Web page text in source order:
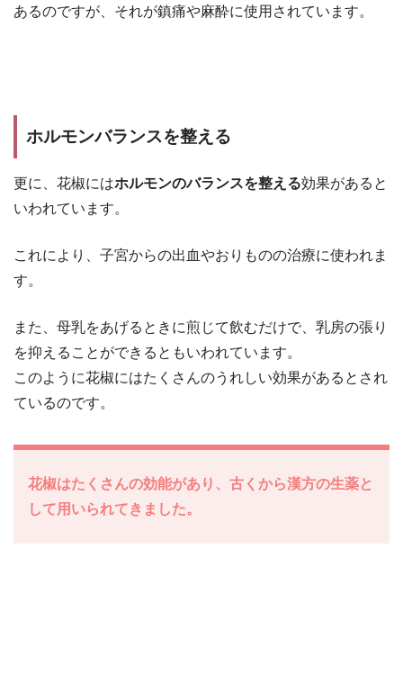
あるのですが、それが鎮痛や麻酔に使用されています。
ホルモンバランスを整える
更に、花椒にはホルモンのバランスを整える効果があると
いわれています。
これにより、子宮からの出血やおりものの治療に使われま
す。
また、母乳をあげるときに煎じて飲むだけで、乳房の張り
を抑えることができるともいわれています。
このように花椒にはたくさんのうれしい効果があるとされ
ているのです。
花椒はたくさんの効能があり、古くから漢方の生薬と
して用いられてきました。